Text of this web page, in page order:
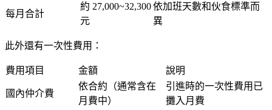
每月合計
約 27,000~32,300
元
依加班天數和伙食標準而
異
此外還有一次性費用：
費用項目 金額 說明
國內仲介費
依合約（通常含在
月費中）
引進時的一次性費用已
攤入月費